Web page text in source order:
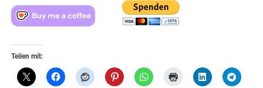
Teilen mit: